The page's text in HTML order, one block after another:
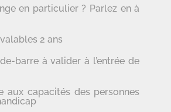
en particulier ? Parlez en à
2 ans
barre à valider à l’entrée de
aux capacités des personnes